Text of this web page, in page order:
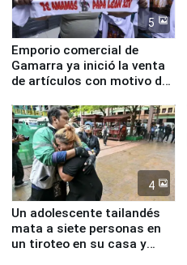
5
Emporio comercial de
Gamarra ya inició la venta
de artículos con motivo de
4
Un adolescente tailandés
mata a siete personas en
un tiroteo en su casa y